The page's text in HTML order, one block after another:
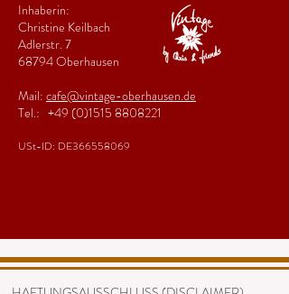
Inhaberin:
Christine Keilbach
Adlerstr. 7
68794 Oberhausen
Mail: cafe@vintage-oberhausen.de
Tel.: +49 (0)1515 8808221
USt-ID: DE366558069